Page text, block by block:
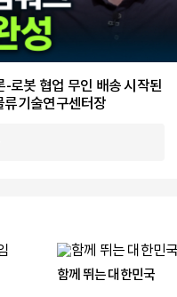
로봇 협업 무인 배송 시작된
기술연구센터장
함께 뛰는 대한민국